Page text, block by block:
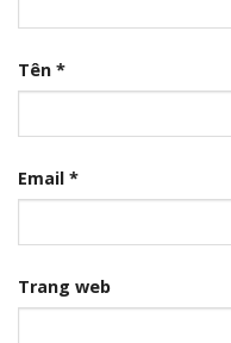
Tên *
Email *
Trang web